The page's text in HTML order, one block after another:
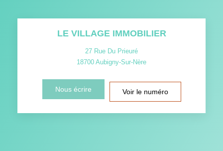
LE VILLAGE IMMOBILIER
27 Rue Du Prieuré
18700 Aubigny-Sur-Nère
Nous écrire Voir le numéro